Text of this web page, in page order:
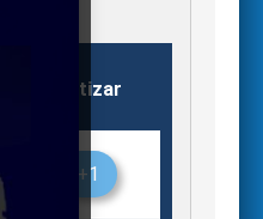
Cotizar
+1